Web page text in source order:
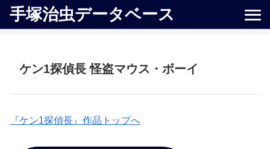
手塚治虫データベース
ケン1探偵長 怪盗マウス・ボーイ
『ケン1探偵長』作品トップへ